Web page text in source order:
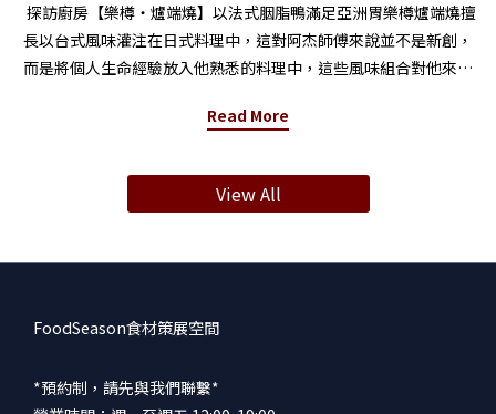
探訪廚房【樂樽・爐端燒】以法式胭脂鴨滿足亞洲胃樂樽爐端燒擅
長以台式風味灌注在日式料理中，這對阿杰師傅來說並不是新創，
而是將個人生命經驗放入他熟悉的料理中，這些風味組合對他來說
誠。 這次的料理是暖暖的鍋物料理「柚子胡椒胭脂鴨胸火鍋」，火
選擇也各有喜好。不僅是口味上的吸引力，火鍋在華人文化中有種
相聚的感受，圓形的鍋就像西方文化對披薩的需求，天氣冷的時候
湯下肚後更需要那一碗熱湯暖胃。湯頭 用大量蔬菜熬煮而成，鍋內
鴨胸經過M240熟成工藝，肉質保有柔軟口感。表皮在烹煮前經過炙
腐，都是能釋放鮮味或吸收鮮甜湯頭的食材。沾醬 鍋物加入柚子胡
Read More
View All
FoodSeason食材策展空間
*預約制，請先與我們聯繫*